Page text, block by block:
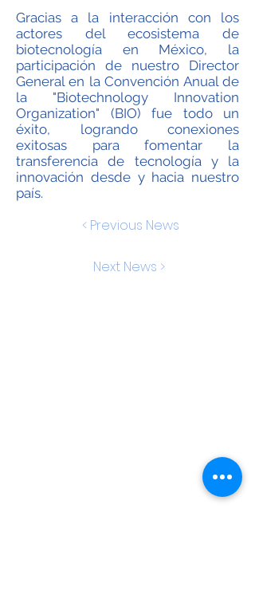
Gracias a la interacción con los
actores del ecosistema de
biotecnología en México, la
participación de nuestro Director
General en la Convención Anual de
la "Biotechnology Innovation
Organization" (BIO) fue todo un
éxito, logrando conexiones
exitosas para fomentar la
transferencia de tecnología y la
innovación desde y hacia nuestro
país.
< Previous News
Next News >